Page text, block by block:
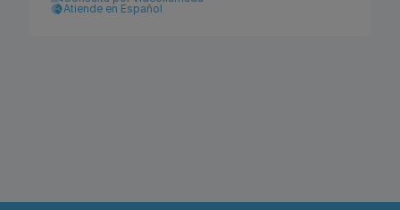
Atiende en Español